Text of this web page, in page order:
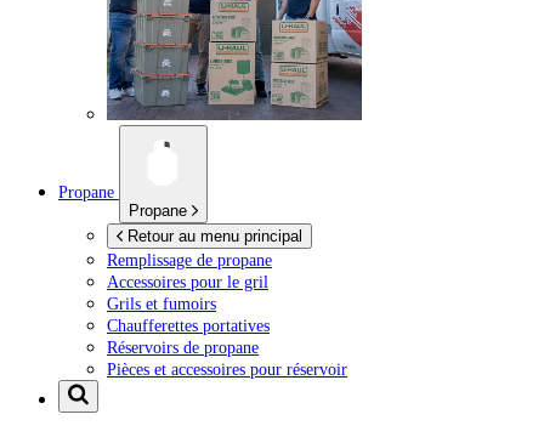
Propane
Propane
Retour au menu principal
Remplissage de propane
Accessoires pour le gril
Grils et fumoirs
Chaufferettes portatives
Réservoirs de propane
Pièces et accessoires pour réservoir